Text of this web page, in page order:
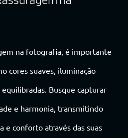
na fotografia, é importante
cores suaves, iluminação
Busque capturar
e harmonia, transmitindo
e conforto através das suas